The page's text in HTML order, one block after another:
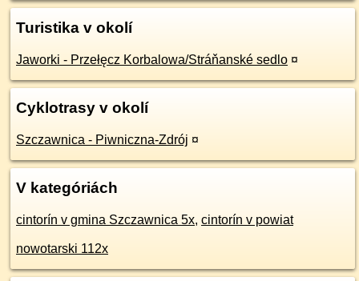
Turistika v okolí
Jaworki - Przełęcz Korbalowa/Stráňanské sedlo ¤
Cyklotrasy v okolí
Szczawnica - Piwniczna-Zdrój ¤
V kategóriách
cintorín v gmina Szczawnica 5x, cintorín v powiat
nowotarski 112x